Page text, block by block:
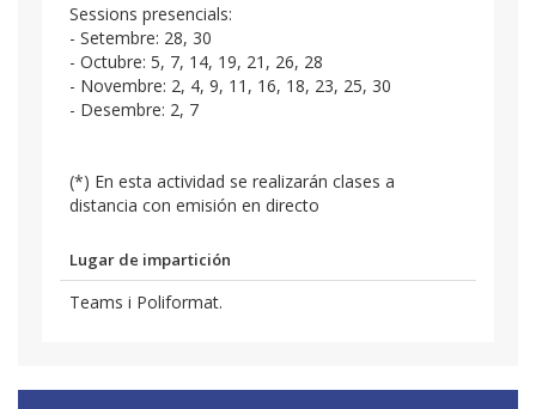
Sessions presencials:
- Setembre: 28, 30
- Octubre: 5, 7, 14, 19, 21, 26, 28
- Novembre: 2, 4, 9, 11, 16, 18, 23, 25, 30
- Desembre: 2, 7
(*) En esta actividad se realizarán clases a
distancia con emisión en directo
Lugar de impartición
Teams i Poliformat.